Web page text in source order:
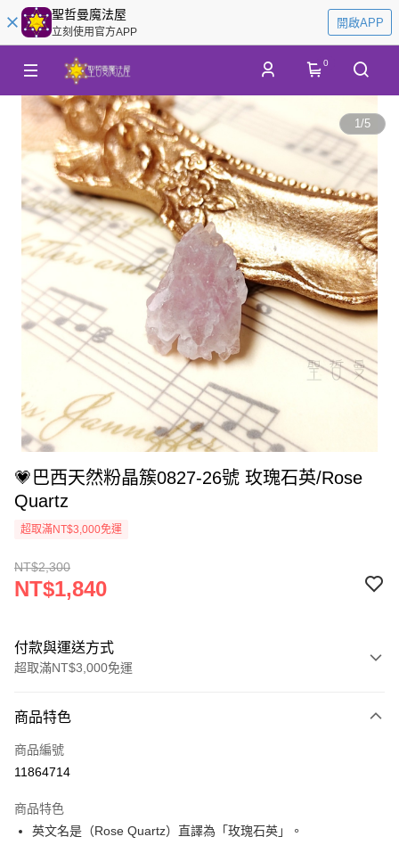
聖哲曼魔法屋
立刻使用官方APP
開啟APP
0
1/5
💗巴西天然粉晶簇0827-26號 玫瑰石英/Rose
Quartz
超取滿NT$3,000免運
NT$2,300
NT$1,840
付款與運送方式
超取滿NT$3,000免運
信用卡一次付款
超商取貨付款
Apple Pay
商品特色
商品編號
11864714
商品特色
英文名是（Rose Quartz）直譯為「玫瑰石英」。